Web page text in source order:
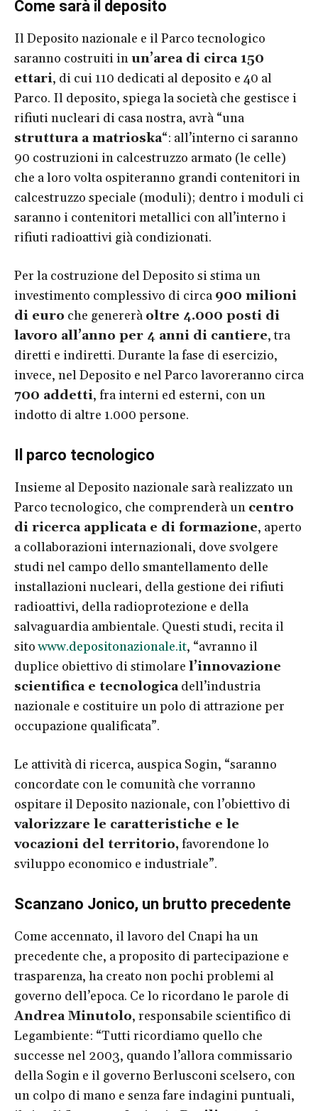
Come sarà il deposito
Il Deposito nazionale e il Parco tecnologico
saranno costruiti inun’area di circa 150
ettari, di cui 110 dedicati al deposito e 40 al
Parco. Il deposito, spiega la società che gestisce i
rifiuti nucleari di casa nostra, avrà “una
struttura a matrioska“: all’interno ci saranno
90 costruzioni in calcestruzzo armato (le celle)
che a loro volta ospiteranno grandi contenitori in
calcestruzzo speciale (moduli); dentro i moduli ci
saranno i contenitori metallici con all’interno i
rifiuti radioattivi già condizionati.
Per la costruzione del Deposito si stima un
investimento complessivo di circa 900 milioni
di euro che genererà oltre 4.000 posti di
lavoro all’anno per 4 anni di cantiere, tra
diretti e indiretti. Durante la fase di esercizio,
invece, nel Deposito e nel Parco lavoreranno circa
700 addetti, fra interni ed esterni, con un
indotto di altre 1.000 persone.
Il parco tecnologico
Insieme al Deposito nazionale sarà realizzato un
Parco tecnologico, che comprenderà un centro
di ricerca applicata e di formazione, aperto
a collaborazioni internazionali, dove svolgere
studi nel campo dello smantellamento delle
installazioni nucleari, della gestione dei rifiuti
radioattivi, della radioprotezione e della
salvaguardia ambientale. Questi studi, recita il
sitowww.depositonazionale.it, “avranno il
duplice obiettivo di stimolare l’innovazione
scientifica e tecnologicadell’industria
nazionale e costituire un polo di attrazione per
occupazione qualificata”.
Le attività di ricerca, auspica Sogin, “saranno
concordate con le comunità che vorranno
ospitare il Deposito nazionale, con l’obiettivo di
valorizzare le caratteristiche e le
vocazioni del territorio, favorendone lo
sviluppo economico e industriale”.​
Scanzano Jonico, un brutto precedente
Come accennato, il lavoro del Cnapi ha un
precedente che, a proposito di partecipazione e
trasparenza, ha creato non pochi problemi al
governo dell’epoca. Ce lo ricordano le parole di
Andrea Minutolo, responsabile scientifico di
Legambiente: “Tutti ricordiamo quello che
successe nel 2003, quando l’allora commissario
della Sogin e il governo Berlusconi scelsero, con
un colpo di mano e senza fare indagini puntuali,